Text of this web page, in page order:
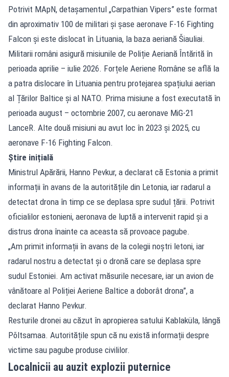
Potrivit MApN, detașamentul „Carpathian Vipers” este format
din aproximativ 100 de militari și șase aeronave F-16 Fighting
Falcon și este dislocat în Lituania, la baza aeriană Šiauliai.
Militarii români asigură misiunile de Poliție Aeriană Întărită în
perioada aprilie – iulie 2026. Forțele Aeriene Române se află la
a patra dislocare în Lituania pentru protejarea spațiului aerian
al Țărilor Baltice și al NATO. Prima misiune a fost executată în
perioada august – octombrie 2007, cu aeronave MiG-21
LanceR. Alte două misiuni au avut loc în 2023 și 2025, cu
aeronave F-16 Fighting Falcon.
Știre inițială
Ministrul Apărării, Hanno Pevkur, a declarat că Estonia a primit
informații în avans de la autoritățile din Letonia, iar radarul a
detectat drona în timp ce se deplasa spre sudul țării. Potrivit
oficialilor estonieni, aeronava de luptă a intervenit rapid și a
distrus drona înainte ca aceasta să provoace pagube.
„Am primit informații în avans de la colegii noștri letoni, iar
radarul nostru a detectat și o dronă care se deplasa spre
sudul Estoniei. Am activat măsurile necesare, iar un avion de
vânătoare al Poliției Aeriene Baltice a doborât drona”, a
declarat Hanno Pevkur.
Resturile dronei au căzut în apropierea satului Kablaküla, lângă
Põltsamaa. Autoritățile spun că nu există informații despre
victime sau pagube produse civililor.
Localnicii au auzit explozii puternice